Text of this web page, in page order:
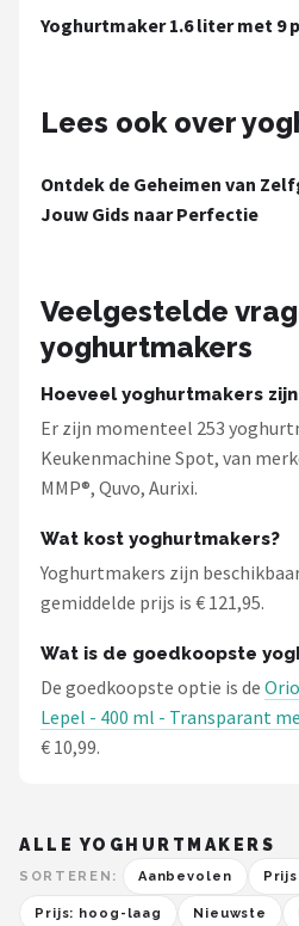
Yoghurtmaker 1.6 liter met 9
Lees ook over
Ontdek de Geheimen van
Jouw Gids naar Perfectie
Veelgestelde
yoghurtmakers
Hoeveel yoghurtmakers
Er zijn momenteel 253
Keukenmachine Spot, van
MMP®, Quvo, Aurixi.
Wat kost yoghurtmakers?
Yoghurtmakers zijn
gemiddelde prijs is € 121,95.
Wat is de goedkoopste
De goedkoopste optie is de
Lepel - 400 ml - Transparant
€ 10,99.
ALLE YOGHURTMAKERS
SORTEREN: Aanbevolen
Prijs: hoog-laag Nieuwste